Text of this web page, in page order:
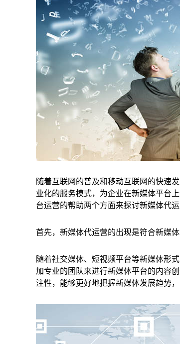
随着互联网的普及和移动互联网的快速
业化的服务模式，为企业在新媒体平台
台运营的帮助两个方面来探讨新媒体代运
首先，新媒体代运营的出现是符合新媒体
随着社交媒体、短视频平台等新媒体形
加专业的团队来进行新媒体平台的内容
注性，能够更好地把握新媒体发展趋势